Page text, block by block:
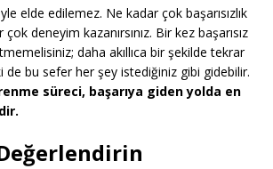
elde edilemez. Ne kadar çok başarısızlık
deneyim kazanırsınız. Bir kez başarısız
daha akıllıca bir şekilde tekrar
de bu sefer her şey istediğiniz gibi gidebilir.
süreci, başarıya giden yolda en